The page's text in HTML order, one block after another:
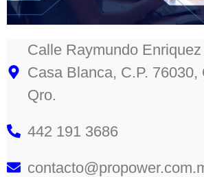
Calle Raymundo
Casa Blanca, C.P. 76030,
Qro.
442 191 3686